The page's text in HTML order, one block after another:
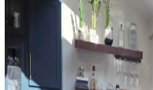
Sherwin Williams Cream &
Uyumlu Perde Seçimi ve Ton
Yöntemleri
Sherwin Williams Cream & Sugar
perde seçimi, halı ve dekorasyonla
pleat model perdeler estetik görünüm
önler.